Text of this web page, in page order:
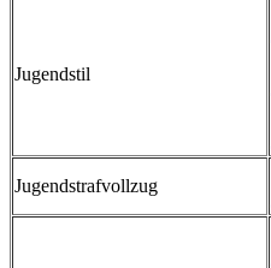
Jugendstil
Jugendstrafvollzug